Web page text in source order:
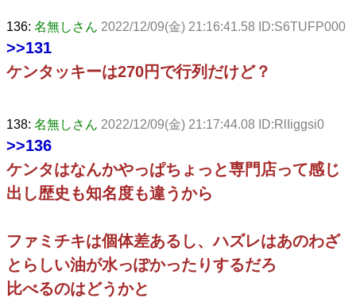
136: 名無しさん 2022/12/09(金) 21:16:41.58 ID:S6TUFP000
>>131
ケンタッキーは270円で行列だけど？
138: 名無しさん 2022/12/09(金) 21:17:44.08 ID:RlIiggsi0
>>136
ケンタはなんかやっぱちょっと専門店って感じ
出し歴史も知名度も違うから
ファミチキは個体差あるし、ハズレはあのわざ
とらしい油が水っぽかったりするだろ
比べるのはどうかと